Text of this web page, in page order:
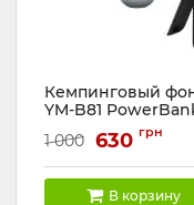
Кемпинговый
YM-B81
Артикул:YM-B81
1 000 630 грн
В корзину